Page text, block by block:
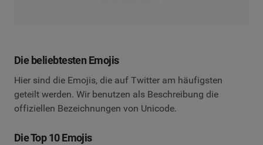
Die beliebtesten Emojis
Hier sind die Emojis, die auf Twitter am häufigsten
geteilt werden. Wir benutzen als Beschreibung die
offiziellen Bezeichnungen von Unicode.
Die Top 10 Emojis